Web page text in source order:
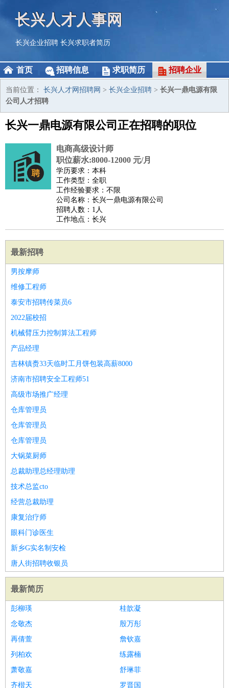
长兴人才人事网
长兴企业招聘 长兴求职者简历
首页 招聘信息 求职简历 招聘企业
当前位置： 长兴人才网招聘网 > 长兴企业招聘 > 长兴一鼎电源有限
公司人才招聘
长兴一鼎电源有限公司正在招聘的职位
电商高级设计师
职位薪水:8000-12000 元/月
学历要求：本科
工作类型：全职
工作经验要求：不限
公司名称：长兴一鼎电源有限公司
招聘人数：1人
工作地点：长兴
最新招聘
男按摩师
维修工程师
泰安市招聘传菜员6
2022届校招
机械臂压力控制算法工程师
产品经理
吉林镇赉33天临时工月饼包装高薪8000
济南市招聘安全工程师51
高级市场推广经理
仓库管理员
仓库管理员
仓库管理员
大锅菜厨师
总裁助理总经理助理
技术总监cto
经营总裁助理
康复治疗师
眼科门诊医生
新乡G实名制安检
唐人街招聘收银员
最新简历
彭柳瑛
桂歆凝
念敬杰
殷万彤
再倩萱
詹钦嘉
列柏欢
练露楠
萧敬嘉
舒琳菲
齐楷天
罗晋国